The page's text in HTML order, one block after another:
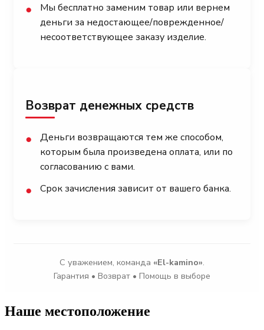
●
Мы бесплатно заменим товар или вернем
деньги за недостающее/поврежденное/
несоответствующее заказу изделие.
Возврат денежных средств
●
Деньги возвращаются тем же способом,
которым была произведена оплата, или по
согласованию с вами.
● Срок зачисления зависит от вашего банка.
С уважением, команда «El-kamino».
Гарантия • Возврат • Помощь в выборе
Наше местоположение